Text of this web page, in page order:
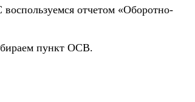
отчетом «Оборотно-
пункт ОСВ.